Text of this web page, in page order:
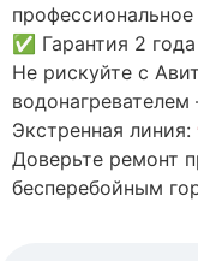
✅ Гарантия 2
Не рискуйте с
Экстренная
Доверьте ремонт
бесперебойным